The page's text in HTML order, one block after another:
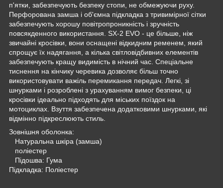
п'ятки, забезпечують безпеку стопи, не обмежуючи руху.
Перфорована замша і об'ємна підкладка з тривимірної сітки
забезпечують хорошу повітропроникність і зручність
повсякденного використання. SX-2 EVO - це більше, ніж
звичайні кросівки, вони оснащені відкидним ременем, який
спрощує їх надягання, а кілька світловідбивних елементів
забезпечують кращу видимість в нічний час. Спеціальне
тиснення на кінчику черевика дозволяє більш точно
використовувати важіль перемикання передач. Легкі, зі
шнурками і розроблені з урахуванням вимог безпеки, ці
кросівки ідеально підходять для міських поїздок на
мотоциклах. Взуття забезпечена додатковими шнурками, які
відмінно підкреслюють стиль.
Зовнішня оболонка:
Натуральна шкіра (замша)
поліестер
Підошва: Гума
Підкладка: Поліестер